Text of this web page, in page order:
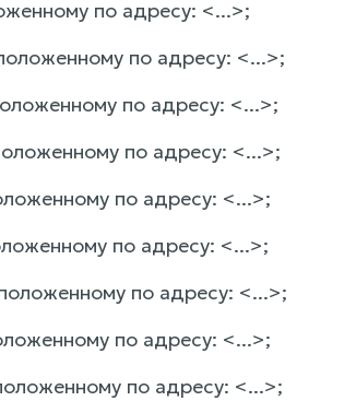
по адресу: <...>;
по адресу: <...>;
по адресу: <...>;
по адресу: <...>;
по адресу: <...>;
по адресу: <...>;
по адресу: <...>;
по адресу: <...>;
по адресу: <...>;